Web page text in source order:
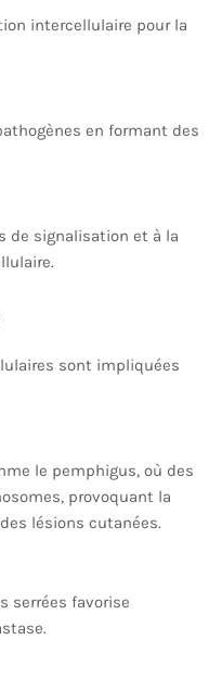
intercellulaire pour la
en formant des
de signalisation et à la
sont impliquées
le pemphigus, où des
provoquant la
lésions cutanées.
serrées favorise